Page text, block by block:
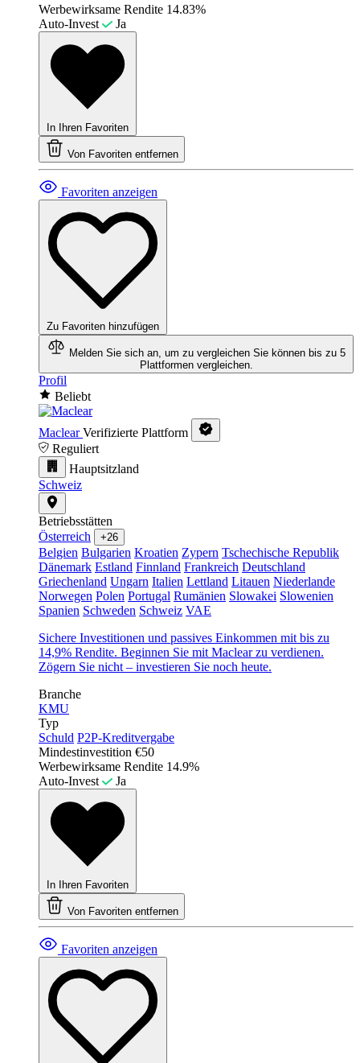
Werbewirksame Rendite 14.83%
Auto-Invest
Ja
In Ihren Favoriten
Von Favoriten entfernen
Favoriten anzeigen
Zu Favoriten hinzufügen
Melden Sie sich an, um zu vergleichen Sie können bis zu 5
Plattformen vergleichen.
Profil
Beliebt
Maclear Verifizierte Plattform
Reguliert
Hauptsitzland
Schweiz
Betriebsstätten
Österreich
+26
Belgien Bulgarien Kroatien Zypern Tschechische Republik
Dänemark Estland Finnland Frankreich Deutschland
Griechenland Ungarn Italien Lettland Litauen Niederlande
Norwegen Polen Portugal Rumänien Slowakei Slowenien
Spanien Schweden Schweiz VAE
Sichere Investitionen und passives Einkommen mit bis zu
14,9% Rendite. Beginnen Sie mit Maclear zu verdienen.
Zögern Sie nicht – investieren Sie noch heute.
Branche
KMU
Typ
Schuld P2P-Kreditvergabe
Mindestinvestition €50
Werbewirksame Rendite 14.9%
Auto-Invest
Ja
In Ihren Favoriten
Von Favoriten entfernen
Favoriten anzeigen